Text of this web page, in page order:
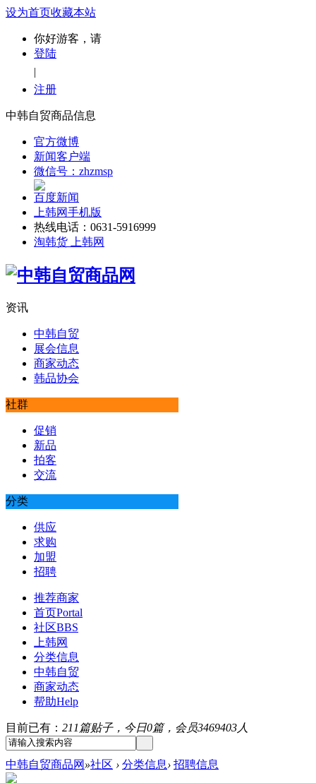
设为首页收藏本站
你好游客，请
登陆
|
注册
中韩自贸商品信息
官方微博
新闻客户端
微信号：zhzmsp
百度新闻
上韩网手机版
热线电话：0631-5916999
淘韩货 上韩网
资讯
中韩自贸
展会信息
商家动态
韩品协会
社群
促销
新品
拍客
交流
分类
供应
求购
加盟
招聘
推荐商家
首页Portal
社区BBS
上韩网
分类信息
中韩自贸
商家动态
帮助Help
目前已有： 211篇贴子，今日0篇，会员3469403人
中韩自贸商品网 »社区 › 分类信息› 招聘信息